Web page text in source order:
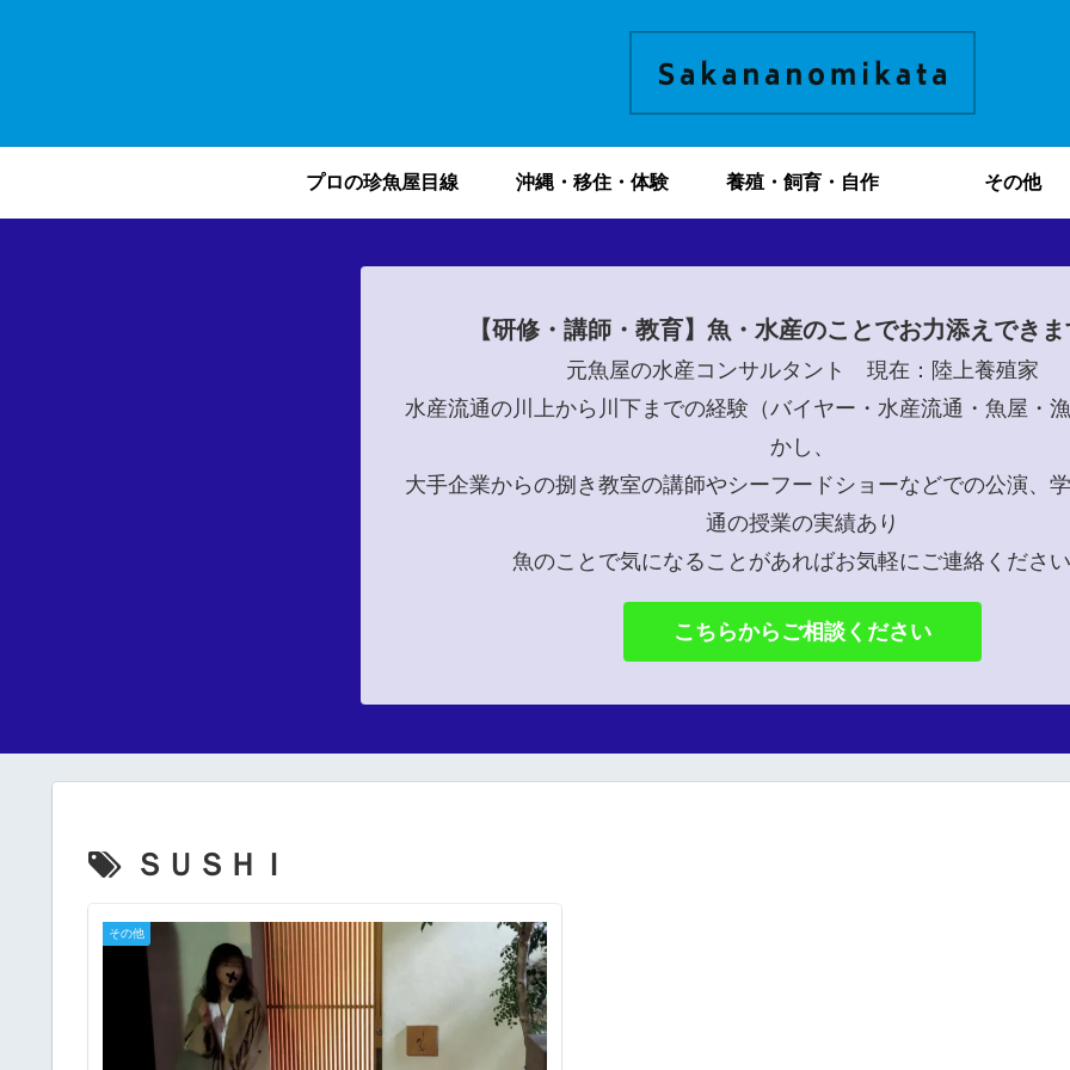
プロの珍魚屋目線 沖縄・移住・体験 養殖・飼育・自作 その他
【研修・講師・教育】魚・水産のことでお力添えでき
元魚屋の水産コンサルタント 現在：陸上養殖家
水産流通の川上から川下までの経験（バイヤー・水産流通・魚屋・
かし、
大手企業からの捌き教室の講師やシーフードショーなどでの公演、
通の授業の実績あり
魚のことで気になることがあればお気軽にご連絡くださ
こちらからご相談ください
ＳＵＳＨＩ
その他